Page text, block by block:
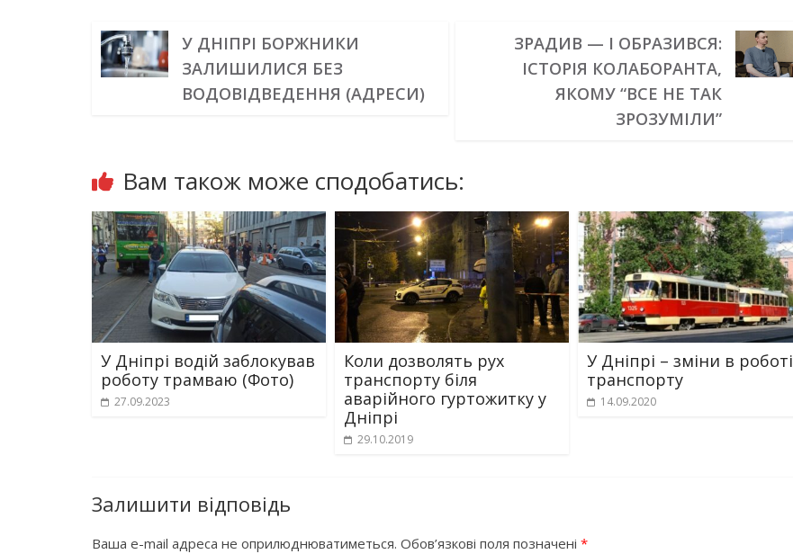
У ДНІПРІ БОРЖНИКИ
ЗАЛИШИЛИСЯ БЕЗ
ВОДОВІДВЕДЕННЯ (АДРЕСИ)
ЗРАДИВ — І ОБРАЗИВСЯ:
ІСТОРІЯ КОЛАБОРАНТА,
ЯКОМУ “ВСЕ НЕ ТАК
ЗРОЗУМІЛИ”
Вам також може сподобатись:
У Дніпрі водій заблокував
роботу трамваю (Фото)
27.09.2023
Коли дозволять рух
транспорту біля
аварійного гуртожитку у
Дніпрі
29.10.2019
У Дніпрі – зміни в роботі
транспорту
14.09.2020
Залишити відповідь
Ваша e-mail адреса не оприлюднюватиметься. Обов’язкові поля позначені *